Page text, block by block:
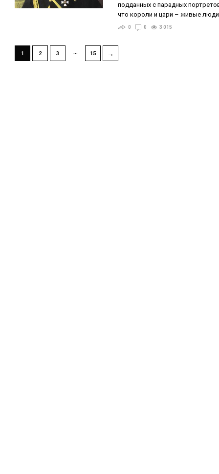
подданных с парадных
что короли и цари – живые
0 0 3 015
1 2 3 … 15 →